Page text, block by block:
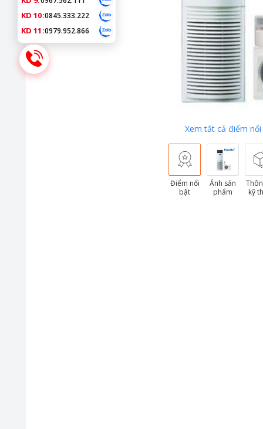
Xem tất cả điểm
Điểm nổi
bật
Ảnh sản
phẩm
kỹ
KD 10:0845.333.222
KD 11:0979.952.866